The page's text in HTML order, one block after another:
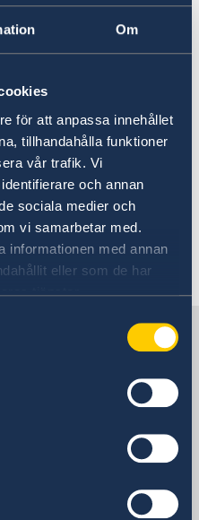
Om
för att anpassa innehållet
tillhandahålla funktioner
vår trafik. Vi
och annan
sociala medier och
vi samarbetar med.
informationen med annan
eller som de har
tjänster.
Going to Sweden?(2)
available.
for information on
to the Embassy is
page.